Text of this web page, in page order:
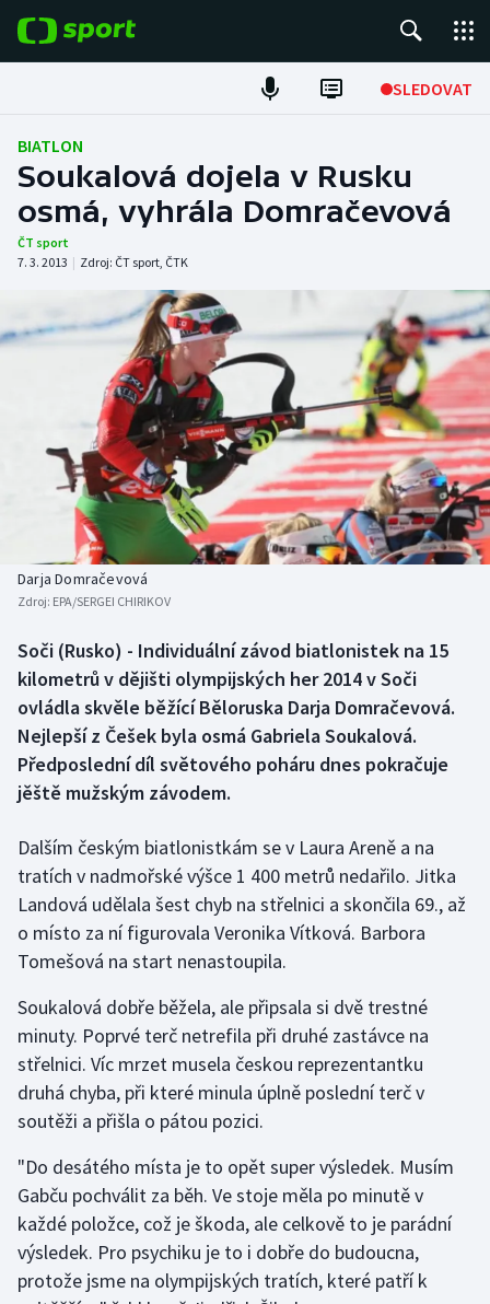
SLEDOVAT
Fotbal
Hokej
Tenis
DALŠÍ SPORTY
Americký fotbal
Baseball a softbal
Basketbal
Biatlon
Boby a skeleton
Box
Curling
Florbal
Futsal
Gymnastika
Házená
Jezdectví
Judo
Krasobruslení
Lezení
NEPŘEHLÉDNĚTE
Soutěže
Historické návraty
Aplikace ČT sport
AZ kvíz
BIATLON
Soukalová dojela v Rusku
osmá, vyhrála Domračevová
ČT sport
7. 3. 2013 | Zdroj: ČT sport, ČTK
Darja Domračevová
Zdroj: EPA/SERGEI CHIRIKOV
Soči (Rusko) - Individuální závod biatlonistek na 15
kilometrů v dějišti olympijských her 2014 v Soči
ovládla skvěle běžící Běloruska Darja Domračevová.
Nejlepší z Češek byla osmá Gabriela Soukalová.
Předposlední díl světového poháru dnes pokračuje
jěště mužským závodem.
Dalším českým biatlonistkám se v Laura Areně a na
tratích v nadmořské výšce 1 400 metrů nedařilo. Jitka
Landová udělala šest chyb na střelnici a skončila 69., až
o místo za ní figurovala Veronika Vítková. Barbora
Tomešová na start nenastoupila.
Soukalová dobře běžela, ale připsala si dvě trestné
minuty. Poprvé terč netrefila při druhé zastávce na
střelnici. Víc mrzet musela českou reprezentantku
druhá chyba, při které minula úplně poslední terč v
soutěži a přišla o pátou pozici.
"Do desátého místa je to opět super výsledek. Musím
Gabču pochválit za běh. Ve stoje měla po minutě v
každé položce, což je škoda, ale celkově to je parádní
výsledek. Pro psychiku je to i dobře do budoucna,
protože jsme na olympijských tratích, které patří k